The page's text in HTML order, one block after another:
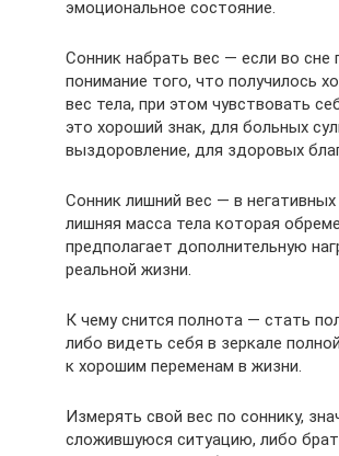
эмоциональное состояние.
Сонник набрать вес — если во сне
понимание того, что получилось
вес тела, при этом чувствовать
это хороший знак, для больных
выздоровление, для здоровых
Сонник лишний вес — в негативных
лишняя масса тела которая
предполагает дополнительную
реальной жизни.
К чему снится полнота — стать
либо видеть себя в зеркале
к хорошим переменам в жизни.
Измерять свой вес по соннику,
сложившуюся ситуацию, либо